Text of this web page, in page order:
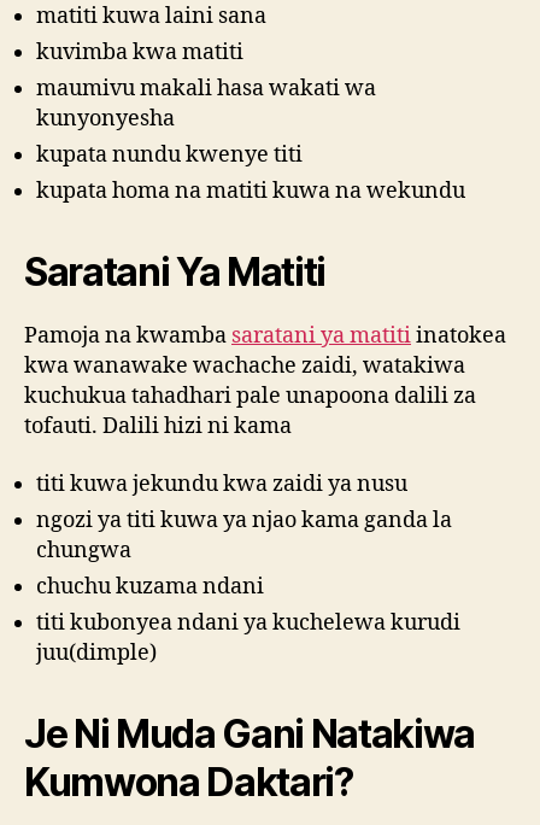
matiti kuwa laini sana
kuvimba kwa matiti
maumivu makali hasa wakati wa
kunyonyesha
kupata nundu kwenye titi
kupata homa na matiti kuwa na wekundu
Saratani Ya Matiti
Pamoja na kwamba saratani ya matitiinatokea
kwa wanawake wachache zaidi, watakiwa
kuchukua tahadhari pale unapoona dalili za
tofauti. Dalili hizi ni kama
titi kuwa jekundu kwa zaidi ya nusu
ngozi ya titi kuwa ya njao kama ganda la
chungwa
chuchu kuzama ndani
titi kubonyea ndani ya kuchelewa kurudi
juu(dimple)
Je Ni Muda Gani Natakiwa
Kumwona Daktari?